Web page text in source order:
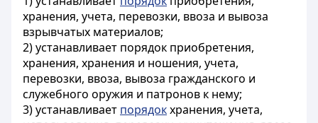
хранения, учета, перевозки, ввоза и вывоза
взрывчатых материалов;
2) устанавливает порядок приобретения,
хранения, хранения и ношения, учета,
перевозки, ввоза, вывоза гражданского и
служебного оружия и патронов к нему;
3) устанавливает порядокхранения, учета,